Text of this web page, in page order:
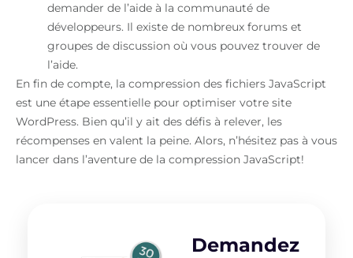
demander de l’aide à la communauté de
développeurs. Il existe de nombreux forums et
groupes de discussion où vous pouvez trouver de
l’aide.
En fin de compte, la compression des fichiers JavaScript
est une étape essentielle pour optimiser votre site
WordPress. Bien qu’il y ait des défis à relever, les
récompenses en valent la peine. Alors, n’hésitez pas à vous
lancer dans l’aventure de la compression JavaScript!
Demandez